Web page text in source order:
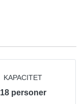
KAPACITET
18 personer